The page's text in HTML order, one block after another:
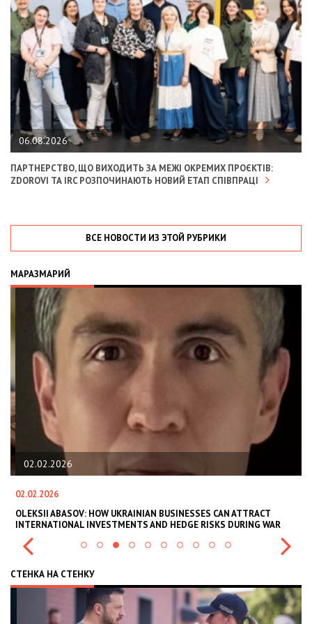
06.08.2026
ПАРТНЕРСТВО, ЩО ВИХОДИТЬ ЗА МЕЖІ ОКРЕМИХ ПРОЄКТІВ:
ZDOROVI ТА IRC РОЗПОЧИНАЮТЬ НОВИЙ ЕТАП СПІВПРАЦІ
ВСЕ НОВОСТИ ИЗ ЭТОЙ РУБРИКИ
МАРАЗМАРИЙ
02.02.2026
02.02.2026
OLEKSII ABASOV: HOW UKRAINIAN BUSINESSES CAN ATTRACT
INTERNATIONAL INVESTMENTS AND HEDGE RISKS DURING WAR
СТЕНКА НА СТЕНКУ